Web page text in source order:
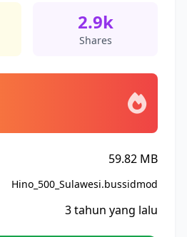
2.9k
Shares
59.82 MB
Hino_500_Sulawesi.bussidmod
3 tahun yang lalu